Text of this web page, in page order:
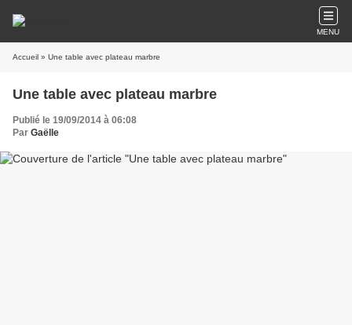
MENU
Accueil » Une table avec plateau marbre
Une table avec plateau marbre
Publié le 19/09/2014 à 06:08
Par Gaëlle